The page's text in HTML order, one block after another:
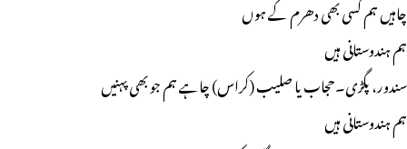
چاہیں ہم کسی بھی دھرم کے ہوں
ہم ہندوستانی ہیں
سندور، پگڑی۔حجاب یا صلیب (کراس) چاہے ہم جو بھی پہنیں
ہم ہندوستانی ہیں